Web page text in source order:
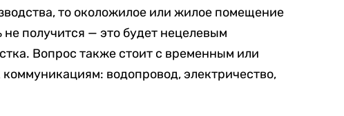
то околожилое или жилое помещение
не получится — это будет нецелевым
Вопрос также стоит с временным или
водопровод, электричество,